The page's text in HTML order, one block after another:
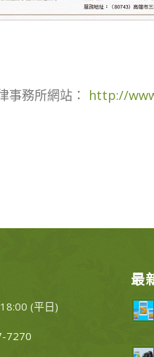
事務所網站： http://
(平日)
7270
最